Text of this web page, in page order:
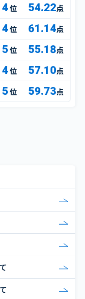
4 54.22点
4 61.14点
5 55.18点
4 57.10点
5 59.73点